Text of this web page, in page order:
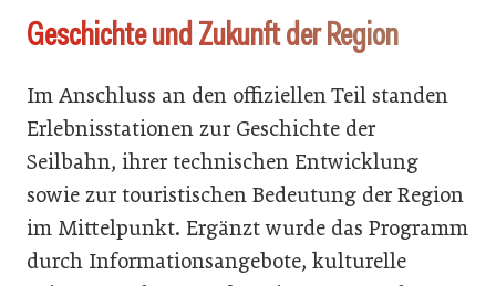
Geschichte und Zukunft der Region
Im Anschluss an den offiziellen Teil standen
Erlebnisstationen zur Geschichte der
Seilbahn, ihrer technischen Entwicklung
sowie zur touristischen Bedeutung der Region
im Mittelpunkt. Ergänzt wurde das Programm
durch Informationsangebote, kulturelle